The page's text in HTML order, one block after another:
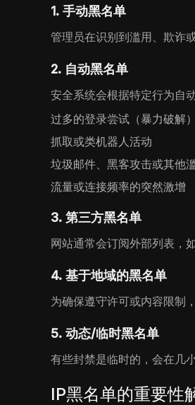
1. 手动黑名单
管理员在识别到滥用、欺诈
2. 自动黑名单
安全系统会根据特定行为自
过多的登录尝试（暴力破解）
抓取或类机器人活动
垃圾邮件、黑客攻击或其他
流量或连接频率的突然激增
3. 第三方黑名单
网站通常会订阅外部列表，
4. 基于地域的黑名单
为确保遵守许可或内容限制
5. 动态/临时黑名单
有些封禁是临时的，会在几
IP黑名单的重要性